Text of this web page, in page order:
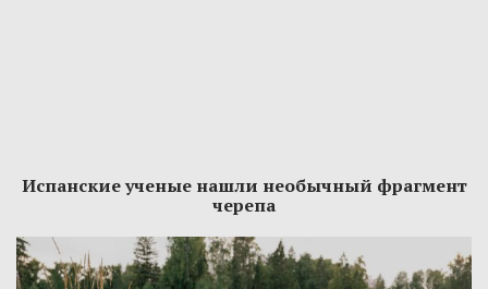
Испанские ученые нашли необычный фрагмент
черепа